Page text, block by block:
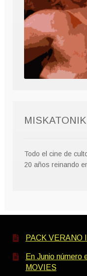
Todo el cine de
20 años reinando
PACK VERANO
En Junio
MOVIES